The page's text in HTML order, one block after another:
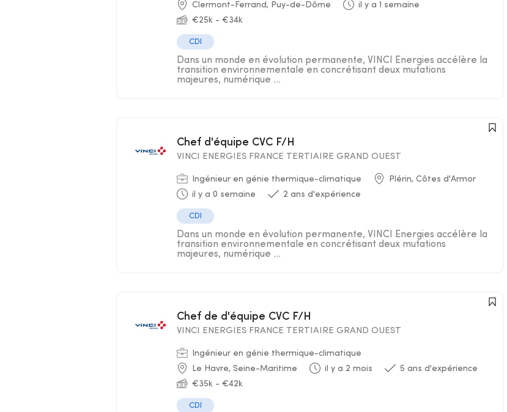
Clermont-Ferrand, Puy-de-Dôme
il y a 1 semaine
€25k - €34k
CDI
Dans un monde en évolution permanente, VINCI Energies accélère la
transition environnementale en concrétisant deux mutations
majeures, numérique ...
Chef d'équipe CVC F/H
VINCI ENERGIES FRANCE TERTIAIRE GRAND OUEST
Ingénieur en génie thermique-climatique
Plérin, Côtes d'Armor
il y a 0 semaine
2 ans d'expérience
CDI
Dans un monde en évolution permanente, VINCI Energies accélère la
transition environnementale en concrétisant deux mutations
majeures, numérique ...
Chef de d'équipe CVC F/H
VINCI ENERGIES FRANCE TERTIAIRE GRAND OUEST
Ingénieur en génie thermique-climatique
Le Havre, Seine-Maritime
il y a 2 mois
5 ans d'expérience
€35k - €42k
CDI